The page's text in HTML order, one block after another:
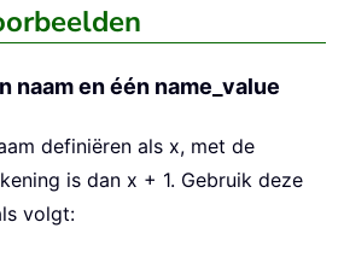
naam en één name_value
definiëren als x, met de
is dan x + 1. Gebruik deze
volgt: